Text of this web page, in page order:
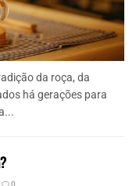
da roça, da
há gerações para